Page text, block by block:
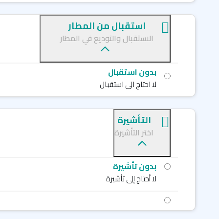
استقبال من المطار
الاستقبال والتوديع في المطار
بدون استقبال
لا احتاج الى استقبال
التأشيرة
اختر التأشيرة
بدون تأشيرة
لا أحتاج إلى تأشيرة